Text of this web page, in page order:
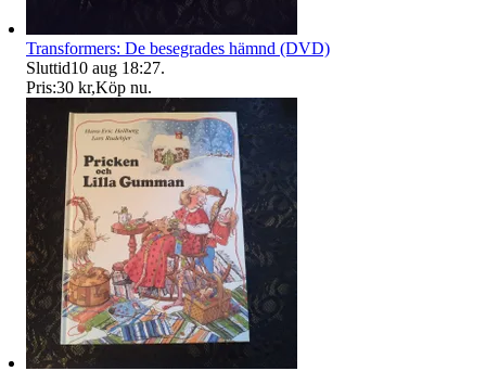
Transformers: De besegrades hämnd (DVD)
Sluttid10 aug 18:27.
Pris:30 kr,Köp nu.